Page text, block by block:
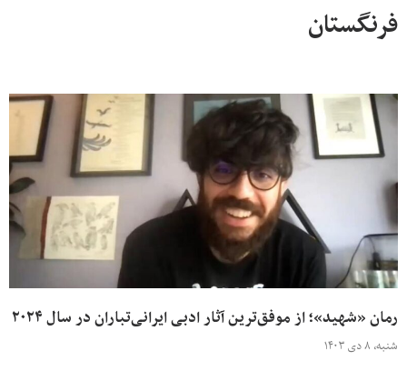
فرنگستان
رمان «شهید»؛ از موفق‌ترین آثار ادبی ایرانی‌تباران در سال ۲۰۲۴
شنبه، ۸ دی ۱۴۰۳